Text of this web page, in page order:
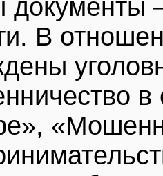
документы
В
в